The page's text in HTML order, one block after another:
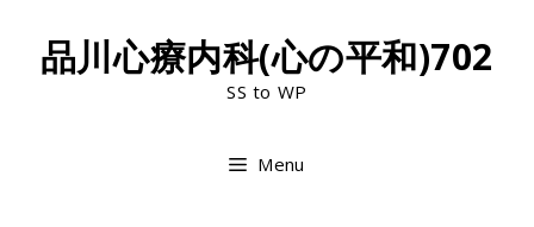
品川心療内科(心の平和)702
SS to WP
Menu